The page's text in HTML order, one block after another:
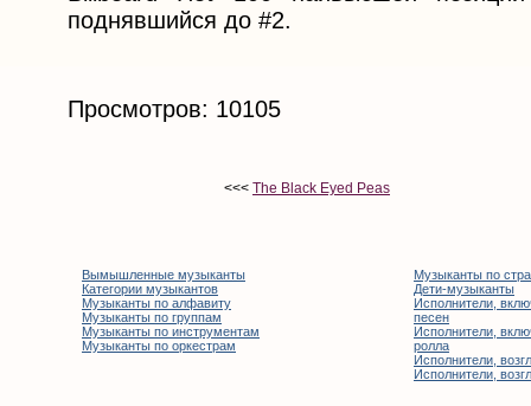
поднявшийся до #2.
Просмотров: 10105
<<< The Black Eyed Peas
Вымышленные музыканты
Категории музыкантов
Музыканты по алфавиту
Музыканты по группам
Музыканты по инструментам
Музыканты по оркестрам
Музыканты по
Дети-музыканты
Исполнители,
песен
Исполнители,
ролла
Исполнители,
Исполнители,